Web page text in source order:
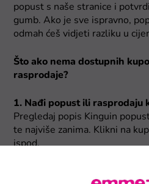
popust s naše stranice i
gumb. Ako je sve ispravno,
odmah ćeš vidjeti razliku u
Što ako nema dostupnih
rasprodaje?
1. Nađi popust ili rasprodaju
Pregledaj popis Kinguin
te najviše zanima. Klikni na
ispod.